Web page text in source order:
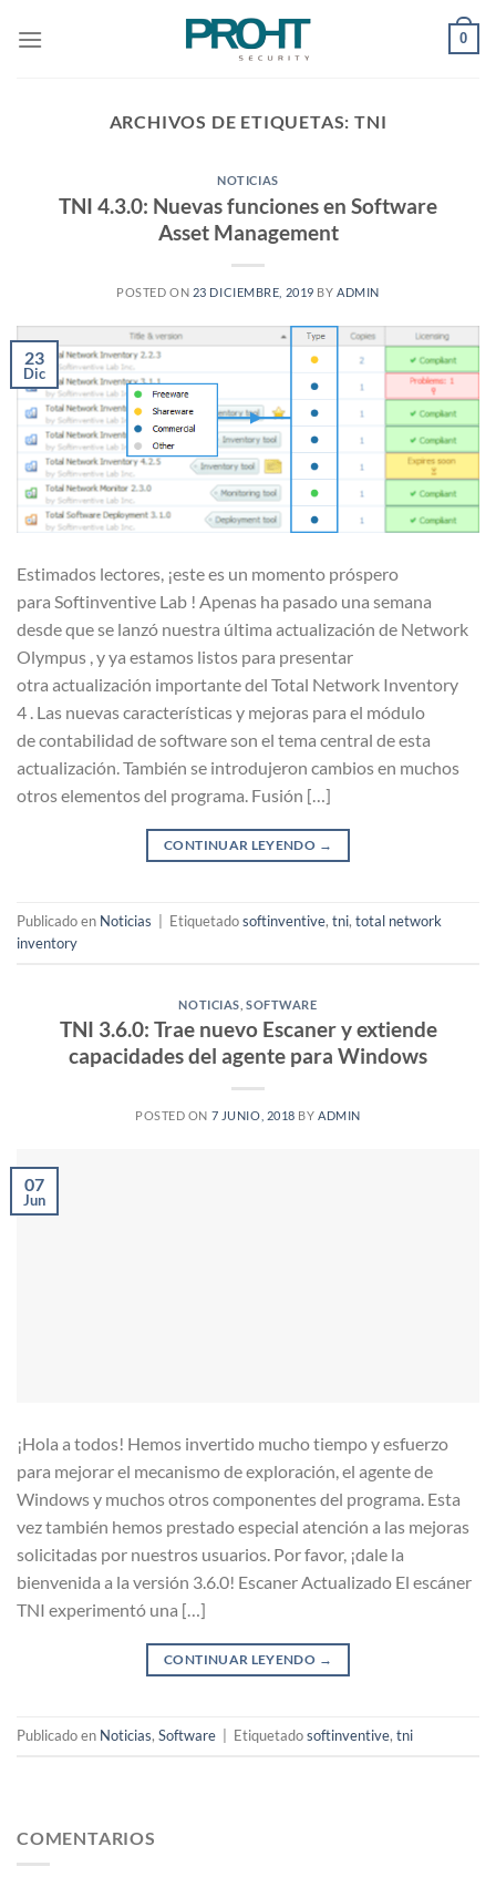
0
ARCHIVOS DE ETIQUETAS: TNI
NOTICIAS
TNI 4.3.0: Nuevas funciones en Software
Asset Management
POSTED ON 23 DICIEMBRE, 2019 BY ADMIN
23
Dic
Estimados lectores, ¡este es un momento próspero
para Softinventive Lab ! Apenas ha pasado una semana
desde que se lanzó nuestra última actualización de Network
Olympus , y ya estamos listos para presentar
otra actualización importante del Total Network Inventory
4 . Las nuevas características y mejoras para el módulo
de contabilidad de software son el tema central de esta
actualización. También se introdujeron cambios en muchos
otros elementos del programa. Fusión […]
CONTINUAR LEYENDO →
Publicado en Noticias Etiquetadosoftinventive, tni, total network
inventory
NOTICIAS ,SOFTWARE
TNI 3.6.0: Trae nuevo Escaner y extiende
capacidades del agente para Windows
POSTED ON 7 JUNIO, 2018 BYADMIN
07
Jun
¡Hola a todos! Hemos invertido mucho tiempo y esfuerzo
para mejorar el mecanismo de exploración, el agente de
Windows y muchos otros componentes del programa. Esta
vez también hemos prestado especial atención a las mejoras
solicitadas por nuestros usuarios. Por favor, ¡dale la
bienvenida a la versión 3.6.0! Escaner Actualizado El escáner
TNI experimentó una […]
CONTINUAR LEYENDO →
Publicado en Noticias, Software Etiquetadosoftinventive, tni
COMENTARIOS